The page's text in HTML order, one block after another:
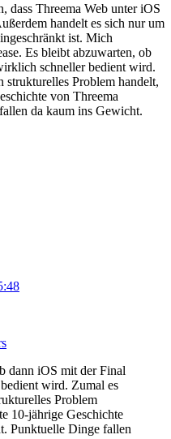
dass Threema Web unter iOS
handelt es sich nur um
ist. Mich
Es bleibt abzuwarten, ob
schneller bedient wird.
strukturelles Problem handelt,
von Threema
da kaum ins Gewicht.
dann iOS mit der Final
wird. Zumal es
Problem
10-jährige Geschichte
Punktuelle Dinge fallen